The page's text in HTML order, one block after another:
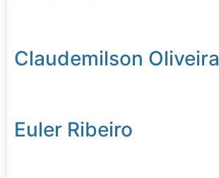
Claudemilson Oliveira
Euler Ribeiro